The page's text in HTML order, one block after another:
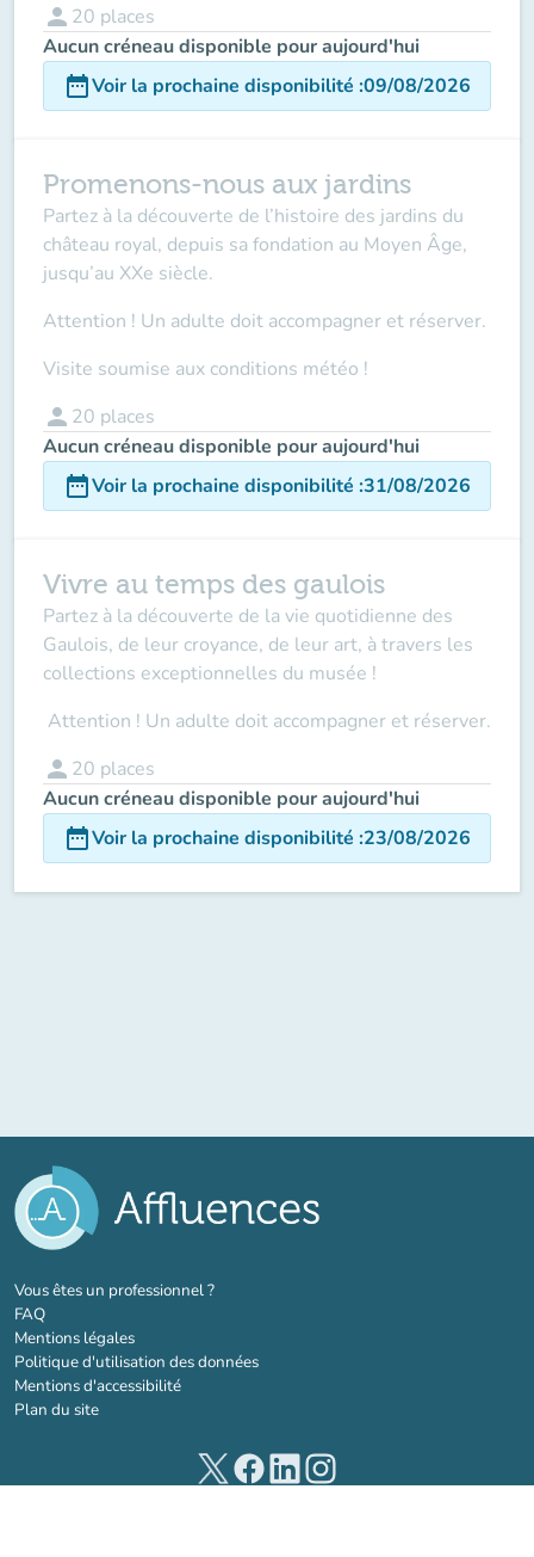
person 20 places
Aucun créneau disponible pour aujourd'hui
date_rangeVoir la prochaine disponibilité :09/08/2026
Promenons-nous aux jardins
Partez à la découverte de l’histoire des jardins du
château royal, depuis sa fondation au Moyen Âge,
jusqu’au XXe siècle.
Attention ! Un adulte doit accompagner et réserver.
Visite soumise aux conditions météo !
person 20 places
Aucun créneau disponible pour aujourd'hui
date_rangeVoir la prochaine disponibilité :31/08/2026
Vivre au temps des gaulois
Partez à la découverte de la vie quotidienne des
Gaulois, de leur croyance, de leur art, à travers les
collections exceptionnelles du musée !
Attention ! Un adulte doit accompagner et réserver.
person 20 places
Aucun créneau disponible pour aujourd'hui
date_rangeVoir la prochaine disponibilité :23/08/2026
Vous êtes un professionnel ?(nouvel onglet)
FAQ
Mentions légales
Politique d'utilisation des données
Mentions d'accessibilité
Plan du site
(nouvel onglet)
(nouvel onglet)
(nouvel onglet)